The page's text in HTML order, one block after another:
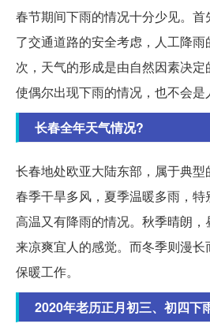
春节期间下雨的情况十分少见。
了交通道路的安全考虑，人工降
次，天气的形成是由自然因素决
使偶尔出现下雨的情况，也不会是
长春全年天气情况?
长春地处欧亚大陆东部，属于典型
春季干旱多风，夏季温暖多雨，
高温又有降雨的情况。秋季晴朗
来凉爽宜人的感觉。而冬季则漫
保暖工作。
2020年老历正月初三、初四下